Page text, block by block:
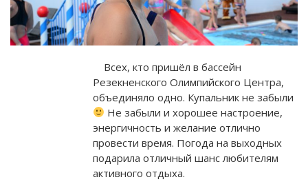
Всех, кто пришёл в бассейн
Резекненского Олимпийского Центра,
объединяло одно. Купальник не забыли
Не забыли и хорошее настроение,
энергичность и желание отлично
провести время. Погода на выходных
подарила отличный шанс любителям
активного отдыха.